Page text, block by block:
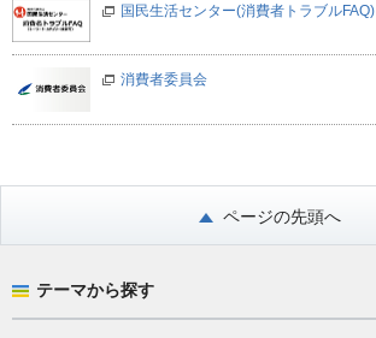
国民生活センター(消費者トラブルFAQ)
消費者委員会
ページの先頭へ
テーマから探す